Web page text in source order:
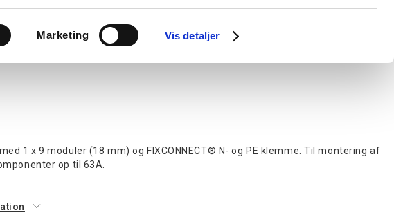
Marketing Vis detaljer
1 x 9 moduler (18 mm) og FIXCONNECT® N- og PE klemme. Til montering af
op til 63A.